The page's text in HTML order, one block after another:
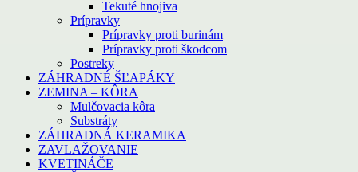
Tekuté hnojiva
Prípravky
Prípravky proti burinám
Prípravky proti škodcom
Postreky
ZÁHRADNÉ ŠĽAPÁKY
ZEMINA – KÔRA
Mulčovacia kôra
Substráty
ZÁHRADNÁ KERAMIKA
ZAVLAŽOVANIE
KVETINÁČE